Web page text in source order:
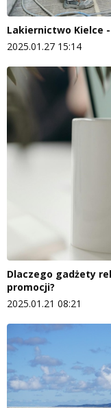
Lakiernictwo Kielce -
2025.01.27 15:14
Dlaczego gadżety
promocji?
2025.01.21 08:21